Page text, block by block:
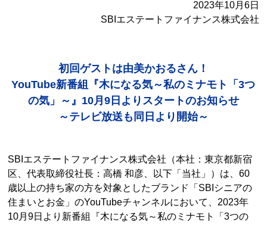
2023年10月6日
SBIエステートファイナンス株式会社
初回ゲストは由美かおるさん！
YouTube新番組『木になる気～私のミナモト「3つ
の気」～』10月9日よりスタートのお知らせ
～テレビ放送も同日より開始～
SBIエステートファイナンス株式会社（本社：東京都新宿
区、代表取締役社長：高橋 和彦、以下「当社」）は、60
歳以上の持ち家の方を対象としたブランド「SBIシニアの
住まいとお金」のYouTubeチャンネルにおいて、2023年
10月9日より新番組『木になる気～私のミナモト「3つの